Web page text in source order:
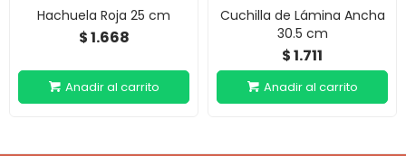
Hachuela Roja 25 cm
$1.668
Cuchilla de Lámina Ancha
30.5 cm
$1.711